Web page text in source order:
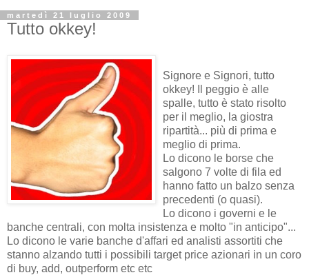
martedì 21 luglio 2009
Tutto okkey!
Signore e Signori, tutto
okkey! Il peggio è alle
spalle, tutto è stato risolto
per il meglio, la giostra
ripartità... più di prima e
meglio di prima.
Lo dicono le borse che
salgono 7 volte di fila ed
hanno fatto un balzo senza
precedenti (o quasi).
Lo dicono i governi e le
banche centrali, con molta insistenza e molto "in anticipo"...
Lo dicono le varie banche d'affari ed analisti assortiti che
stanno alzando tutti i possibili target price azionari in un coro
di buy, add, outperform etc etc